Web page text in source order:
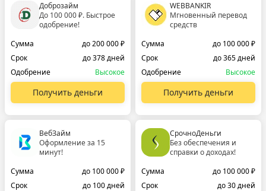
Доброзайм
До 100 000 ₽. Быстрое
одобрение!
Сумма
до 200 000 ₽
Срок
до 378 дней
Одобрение
Высокое
Получить деньги
WEBBANKIR
Мгновенный перевод
средств
Сумма
до 100 000 ₽
Срок
до 365 дней
Одобрение
Высокое
Получить деньги
ВебЗайм
Оформление за 15
минут!
Сумма
до 100 000 ₽
Срок
до 100 дней
СрочноДеньги
Без обеспечения и
справки о доходах!
Сумма
до 100 000 ₽
Срок
до 30 дней